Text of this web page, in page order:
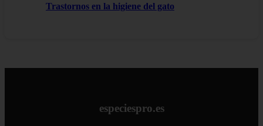
Trastornos en la higiene del gato
especiespro.es